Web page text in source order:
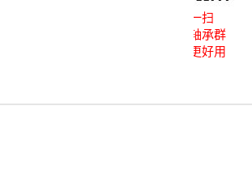
微信扫一扫
关注后进轴承群
点击菜单更好用